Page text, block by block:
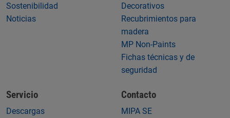
Sostenibilidad
Noticias
Decorativos
Recubrimientos para
madera
MP Non-Paints
Fichas técnicas y de
seguridad
Servicio
Descargas
Contacto
MIPA SE